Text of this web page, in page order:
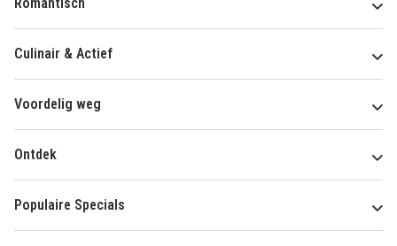
Romantisch
Culinair & Actief
Voordelig weg
Ontdek
Populaire Specials